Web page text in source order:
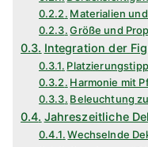
Materialien
Größe und
Integration der
Harmonie mit
Beleuchtung
Jahreszeitliche
Wechselnde